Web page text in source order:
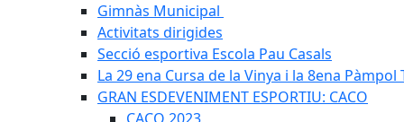
Gimnàs Municipal
Activitats dirigides
Secció esportiva Escola Pau Casals
La 29 ena Cursa de la Vinya i la 8ena Pàmpol
GRAN ESDEVENIMENT ESPORTIU: CACO